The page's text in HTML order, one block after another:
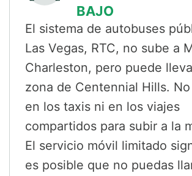
BAJO
El sistema de autobuses
Las Vegas, RTC, no sube a
Charleston, pero puede
zona de Centennial Hills.
en los taxis ni en los viajes
compartidos para subir a la
El servicio móvil limitado
es posible que no puedas